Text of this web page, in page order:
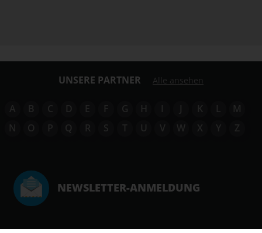
UNSERE PARTNER Alle ansehen
A B C D E F G H I J K L
M
N
O P Q R S T U V W X Y Z
NEWSLETTER-ANMELDUNG